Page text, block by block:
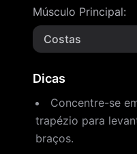
Músculo Principal:
Costas
Dicas
Concentre-se
trapézio para
braços.